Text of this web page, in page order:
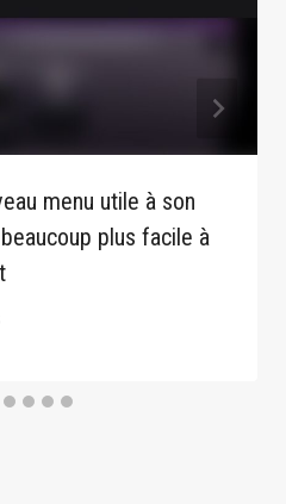
menu utile à son
plus facile à